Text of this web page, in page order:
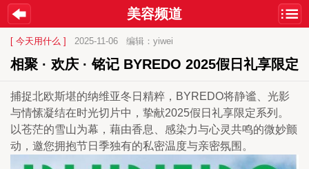
美容频道
[ 今天用什么 ] 2025-11-06 编辑：yiwei
相聚 · 欢庆 · 铭记 BYREDO 2025假日礼享限定
捕捉北欧斯堪的纳维亚冬日精粹，BYREDO将静谧、光影
与情愫凝结在时光切片中，挚献2025假日礼享限定系列。
以苍茫的雪山为幕，藉由香息、感染力与心灵共鸣的微妙颤
动，邀您拥抱节日季独有的私密温度与亲密氛围。